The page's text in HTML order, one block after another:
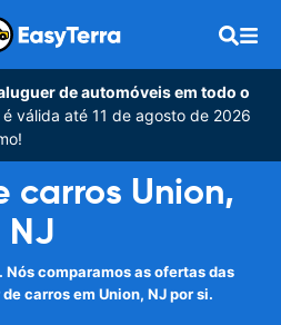
de automóveis em todo o
válida até 11 de agosto de 2026
carros Union,
NJ
Nós comparamos as ofertas das
carros em Union, NJ por si.